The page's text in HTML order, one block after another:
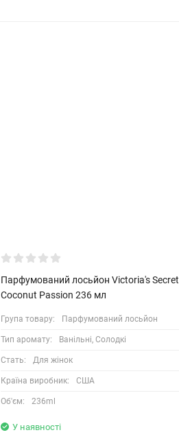
Парфумований лосьйон Victoria's Secret
Coconut Passion 236 мл
Група товару: Парфумований лосьйон
Тип аромату: Ванільні, Солодкі
Стать: Для жінок
Країна виробник: США
Об'єм: 236ml
У наявності